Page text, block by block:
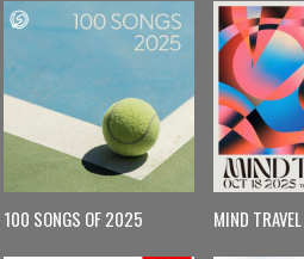
100 SONGS OF 2025 MIND TRAVEL